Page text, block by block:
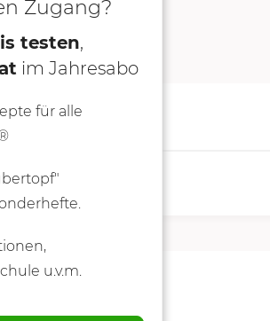
Zugang?
testen,
im Jahresabo
für alle
u.v.m.